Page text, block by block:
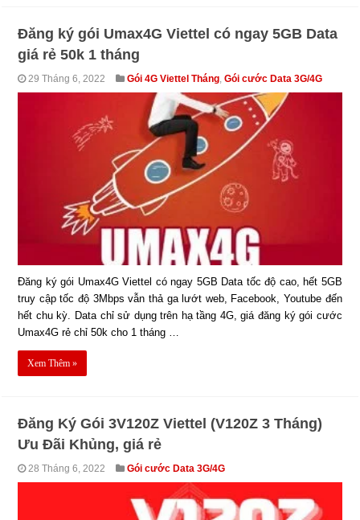
Đăng ký gói Umax4G Viettel có ngay 5GB Data
giá rẻ 50k 1 tháng
29 Tháng 6, 2022 Gói 4G Viettel Tháng,Gói cước Data 3G/4G
Đăng ký gói Umax4G Viettel có ngay 5GB Data tốc độ cao, hết 5GB
truy cập tốc độ 3Mbps vẫn thả ga lướt web, Facebook, Youtube đến
hết chu kỳ. Data chỉ sử dụng trên hạ tầng 4G, giá đăng ký gói cước
Umax4G rẻ chỉ 50k cho 1 tháng …
Xem Thêm »
Đăng Ký Gói 3V120Z Viettel (V120Z 3 Tháng)
Ưu Đãi Khủng, giá rẻ
28 Tháng 6, 2022 Gói cước Data 3G/4G